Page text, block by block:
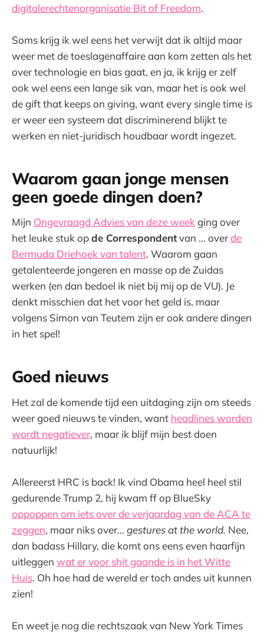
digitalerechtenorganisatie Bit of Freedom.
Soms krijg ik wel eens het verwijt dat ik altijd maar
weer met de toeslagenaffaire aan kom zetten als het
over technologie en bias gaat, en ja, ik krijg er zelf
ook wel eens een lange sik van, maar het is ook wel
de gift that keeps on giving, want every single time is
er weer een systeem dat discriminerend blijkt te
werken en niet-juridisch houdbaar wordt ingezet.
Waarom gaan jonge mensen
geen goede dingen doen?
Mijn Ongevraagd Advies van deze weekging over
het leuke stuk opde Correspondentvan ... overde
Bermuda Driehoek van talent. Waarom gaan
getalenteerde jongeren en masse op de Zuidas
werken (en dan bedoel ik niet bij mij op de VU). Je
denkt misschien dat het voor het geld is, maar
volgens Simon van Teutem zijn er ook andere dingen
in het spel!
Goed nieuws
Het zal de komende tijd een uitdaging zijn om steeds
weer goed nieuws te vinden, want headlines worden
wordt negatiever, maar ik blijf mijn best doen
natuurlijk!
Allereerst HRC is back! Ik vind Obama heel heel stil
gedurende Trump 2, hij kwam ff op BlueSky
oppoppen om iets over de verjaardag van de ACA te
zeggen, maar niks over... gestures at the world. Nee,
dan badass Hillary, die komt ons eens even haarfijn
uitleggen wat er voor shit gaande is in het Witte
Huis. Oh hoe had de wereld er toch andes uit kunnen
zien!
En weet je nog die rechtszaak van New York Times